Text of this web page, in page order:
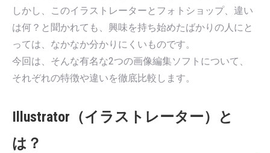
しかし、このイラストレーターとフォトショップ、違い
は何？と聞かれても、興味を持ち始めたばかりの人にと
っては、なかなか分かりにくいものです。
今回は、そんな有名な2つの画像編集ソフトについて、
それぞれの特徴や違いを徹底比較します。
Illustrator（イラストレーター）と
は？